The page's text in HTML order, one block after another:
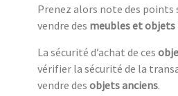
Prenez alors note des points
vendre des meubles et objets
La sécurité d’achat de ces
vérifier la sécurité de la
vendre des objets anciens.